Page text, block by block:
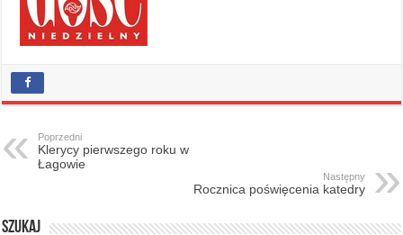
Poprzedni
Klerycy pierwszego roku w
Łagowie
Następny
Rocznica poświęcenia katedry
Szukaj